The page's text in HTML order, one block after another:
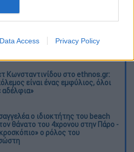
Data Access Privacy Policy
τα 75 όταν τον αντάμωσε η δόξα –
Κωνσταντινίδου στο ethnos.gr:
είναι ένας εμφύλιος, όλοι
αδέλφια»
ο ιδιοκτήτης του beach
θάνατο του 4χρονου στην Πάρο -
ο ρόλος του